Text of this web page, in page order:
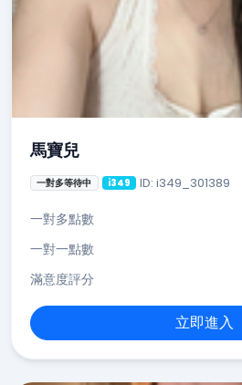
馬寶兒
一對多等待中 i349 ID: i349_301389
一對多點數
一對一點數
滿意度評分
立即進入